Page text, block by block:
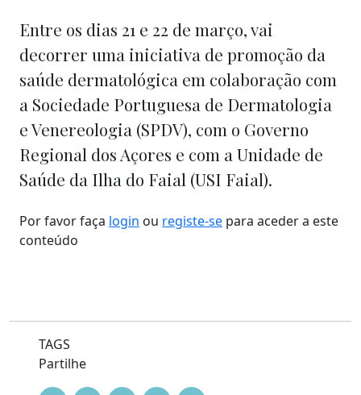
Entre os dias 21 e 22 de março, vai
decorrer uma iniciativa de promoção da
saúde dermatológica em colaboração com
a Sociedade Portuguesa de Dermatologia
e Venereologia (SPDV), com o Governo
Regional dos Açores e com a Unidade de
Saúde da Ilha do Faial (USI Faial).
Por favor faça login ou registe-se para aceder a este
conteúdo
TAGS
Partilhe